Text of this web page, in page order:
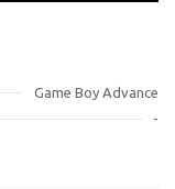
Game Boy Advance
-